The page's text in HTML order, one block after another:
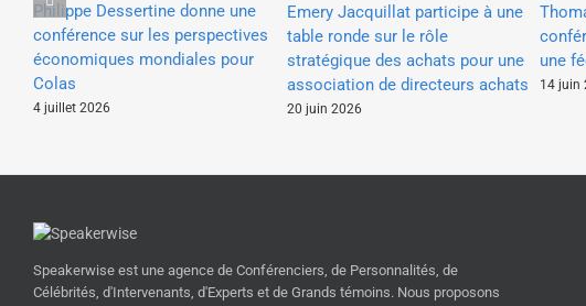
Philippe Dessertine donne une
conférence sur les perspectives
économiques mondiales pour
Colas
4 juillet 2026
Emery Jacquillat participe à une
table ronde sur le rôle
stratégique des achats pour une
association de directeurs achats
20 juin 2026
une
14 juin
Speakerwise est une agence de Conférenciers, de Personnalités, de
Célébrités, d'Intervenants, d'Experts et de Grands témoins. Nous proposons